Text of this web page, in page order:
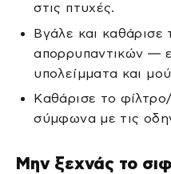
στις πτυχές.
Βγάλε και καθάρισε
απορρυπαντικών —
υπολείμματα και
Καθάρισε το
σύμφωνα με τις
Μην ξεχνάς το